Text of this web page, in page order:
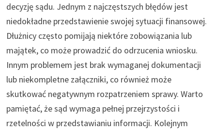
decyzję sądu. Jednym z najczęstszych błędów jest
niedokładne przedstawienie swojej sytuacji finansowej.
Dłużnicy często pomijają niektóre zobowiązania lub
majątek, co może prowadzić do odrzucenia wniosku.
Innym problemem jest brak wymaganej dokumentacji
lub niekompletne załączniki, co również może
skutkować negatywnym rozpatrzeniem sprawy. Warto
pamiętać, że sąd wymaga pełnej przejrzystości i
rzetelności w przedstawianiu informacji. Kolejnym